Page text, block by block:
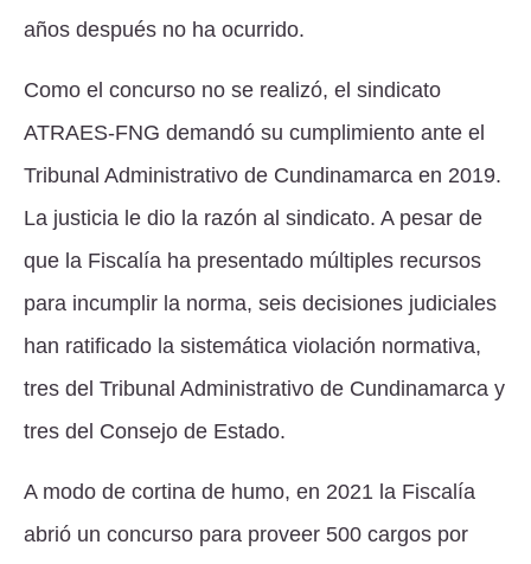
años después no ha ocurrido.
Como el concurso no se realizó, el sindicato
ATRAES-FNG demandó su cumplimiento ante el
Tribunal Administrativo de Cundinamarca en 2019.
La justicia le dio la razón al sindicato. A pesar de
que la Fiscalía ha presentado múltiples recursos
para incumplir la norma, seis decisiones judiciales
han ratificado la sistemática violación normativa,
tres del Tribunal Administrativo de Cundinamarca y
tres del Consejo de Estado.
A modo de cortina de humo, en 2021 la Fiscalía
abrió un concurso para proveer 500 cargos por